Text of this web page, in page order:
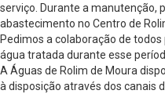
serviço. Durante a manutenção,
abastecimento no Centro de
Pedimos a colaboração de
água tratada durante esse
A Águas de Rolim de Moura
à disposição através dos canais